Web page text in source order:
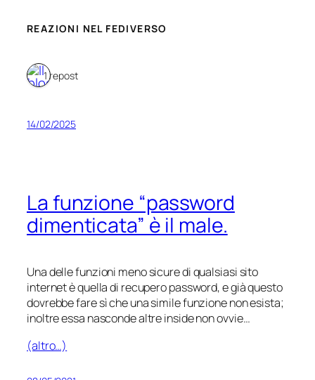
REAZIONI NEL FEDIVERSO
1 repost
14/02/2025
La funzione “password
dimenticata” è il male.
Una delle funzioni meno sicure di qualsiasi sito
internet è quella di recupero password, e già questo
dovrebbe fare sì che una simile funzione non esista;
inoltre essa nasconde altre inside non ovvie…
(altro…)